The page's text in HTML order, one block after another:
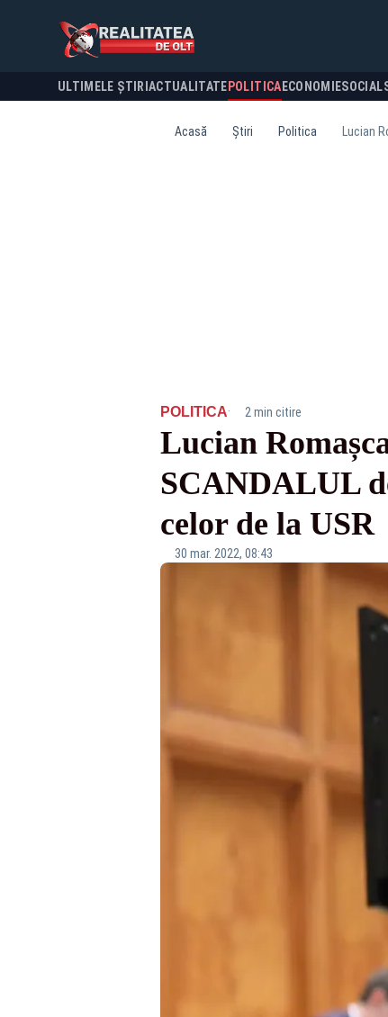
ULTIMELE ȘTIRI ACTUALITATE POLITICA ECONOMIESOCIAL
Acasă Știri Politica Lucian
POLITICA· 2 min citire
Lucian
SCANDALUL
celor de la USR
30 mar. 2022, 08:43